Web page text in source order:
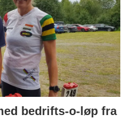
bedrifts-o-løp fra